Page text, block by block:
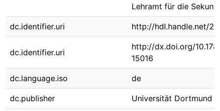
Lehramt für die
dc.identifier.uri http://hdl.handle.net/
dc.identifier.uri
http://dx.doi.org/
15016
dc.language.iso de
dc.publisher Universität Dortmund